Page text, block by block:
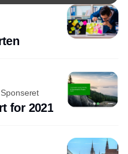
Sponseret
for 2021